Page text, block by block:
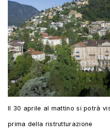
Il 30 aprile al mattino si potrà
prima della ristrutturazione